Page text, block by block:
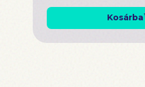
Kosárba